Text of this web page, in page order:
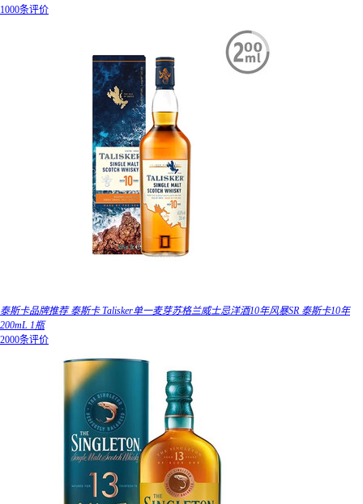
1000条评价
泰斯卡品牌推荐 泰斯卡 Talisker单一麦芽苏格兰威士忌洋酒10年风暴SR 泰斯卡10年
200mL 1瓶
2000条评价